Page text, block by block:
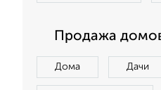
Продажа
Дома Дачи